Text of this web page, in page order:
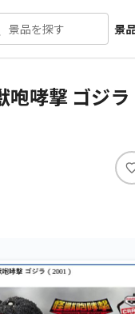
景品を探す
景
新
咆哮撃 ゴジラ